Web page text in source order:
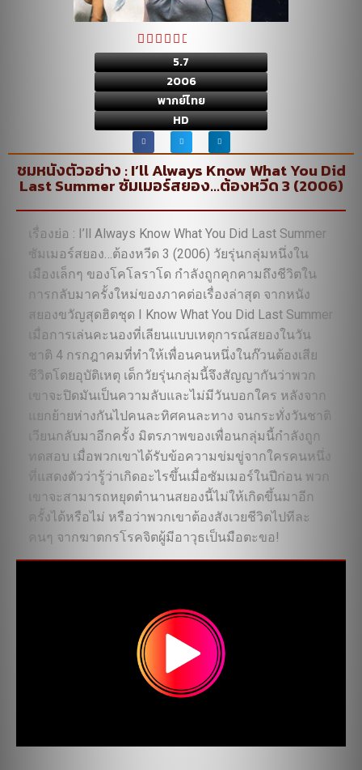
5.7
2006
พากย์ไทย
HD
ชมหนังตัวอย่าง : I’ll Always Know What You Did
Last Summer ซัมเมอร์สยอง…ต้องหวีด 3 (2006)
เรื่องย่อ : I’ll Always Know What You Did Last Summer
ซัมเมอร์สยอง…ต้องหวีด 3 (2006) วัยรุ่นกลุ่มหนึ่งใน
เมืองเล็กๆ ของโคโลราโด กำลังถูกคุกคามถึงชีวิตใน
การกลับมาครั้งใหม่ของภาคต่อเรื่องล่าสุด จากหนัง
สยองขวัญสุดฮิตชุด I Know What You Did Last Summer
เมื่อการเล่นคะนองที่เลียนแบบเหตุการณ์สยองในวัน
ชาติ 4 กรกฎาคมที่ทำให้เพื่อนคนหนึ่งในก๊วนต้องเสีย
ชีวิตโดยอุบัติเหตุ เด็กวัยรุ่นกลุ่มนี้จึงสัญญากันว่าพวก
เขาจะปิดมันเป็นความลับและไม่มีวันบอกใคร หลังจาก
แยกย้ายห่างกันไปคนละทิศคนละทาง จนกระทั่งวันชาติ
เวียนกลับมาอีกครั้ง มิตรภาพของเพื่อนกลุ่มนี้กำลังถูก
ทดสอบ เมื่อพวกเขาได้รับข้อความข่มขู่จากใครคนหนึ่ง
ที่แสดงตัวว่ารู้ว่าเกิดอะไรขึ้นเมื่อซัมเมอร์ในปีก่อน พวก
เขาจะสามารถหยุดตำนานสยองนี้ไม่ให้เกิดขึ้นมาอีก
ครั้งได้หรือไม่ หรือว่าพวกเขาต้องสังเวยชีวิตไปทีละ
คนๆ จากฆาตกรโรคจิตผู้มีอาวุธเป็นมือตะขอ!